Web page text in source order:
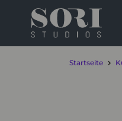
Startseite